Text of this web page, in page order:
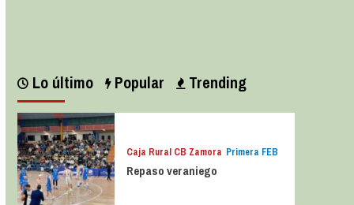
Lo último Popular Trending
Caja Rural CB Zamora Primera FEB
Repaso veraniego